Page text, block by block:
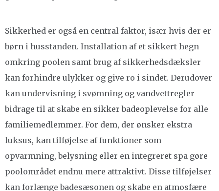
Sikkerhed er også en central faktor, især hvis der er
børn i husstanden. Installation af et sikkert hegn
omkring poolen samt brug af sikkerhedsdæksler
kan forhindre ulykker og give ro i sindet. Derudover
kan undervisning i svømning og vandvettregler
bidrage til at skabe en sikker badeoplevelse for alle
familiemedlemmer. For dem, der ønsker ekstra
luksus, kan tilføjelse af funktioner som
opvarmning, belysning eller en integreret spa gøre
poolområdet endnu mere attraktivt. Disse tilføjelser
kan forlænge badesæsonen og skabe en atmosfære